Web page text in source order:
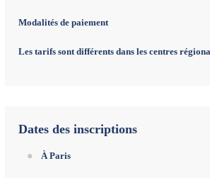
Modalités de paiement
Les tarifs sont différents dans les centres
Dates des inscriptions
À Paris